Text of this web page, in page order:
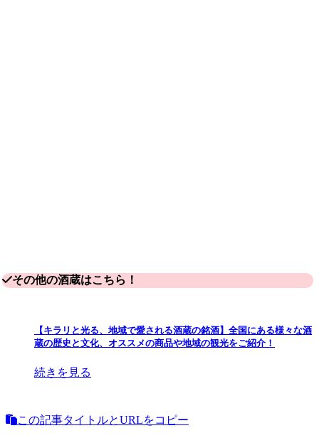
その他の酒蔵はこちら！
【キラリと光る、地域で愛される酒蔵の銘酒】全国にある様々な酒
蔵の歴史と文化、オススメの商品や地域の観光をご紹介！
続きを見る
この記事タイトルとURLをコピー